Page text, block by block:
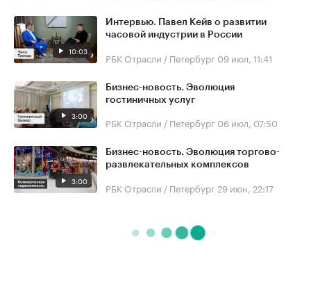
10:03
Интервью. Павел Кейв о развитии
часовой индустрии в России
РБК Отрасли / Петербург 09 июл, 11:41
3:00
Бизнес-новость. Эволюция
гостиничных услуг
РБК Отрасли / Петербург 06 июл, 07:50
3:00
Бизнес-новость. Эволюция торгово-
развлекательных комплексов
РБК Отрасли / Петербург 29 июн, 22:17